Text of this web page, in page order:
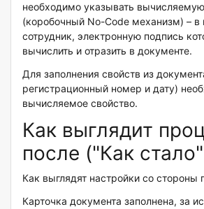
необходимо указывать
(коробочный No-Code механизм) – в
сотрудник, электронную подпись
вычислить и отразить в документе.
Для заполнения свойств из
регистрационный номер и дату)
вычисляемое свойство.
Как выглядит
после ("Как
Как выглядят настройки со стороны
Карточка документа заполнена, за